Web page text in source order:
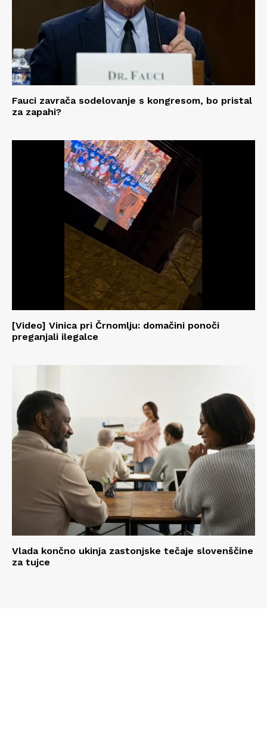
Fauci zavrača sodelovanje s kongresom, bo pristal
za zapahi?
[Video] Vinica pri Črnomlju: domačini ponoči
preganjali ilegalce
Vlada končno ukinja zastonjske tečaje slovenščine
za tujce